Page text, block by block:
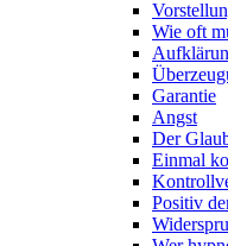
Wie oft
Garantie
Angst
Der
Einmal
Positiv